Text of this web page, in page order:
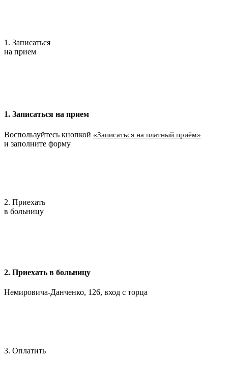
1. Записаться
на прием
1. Записаться на прием
Воспользуйтесь кнопкой «Записаться на платный приём»
и заполните форму
2. Приехать
в больницу
2. Приехать в больницу
Немировича-Данченко, 126, вход с торца
3. Оплатить